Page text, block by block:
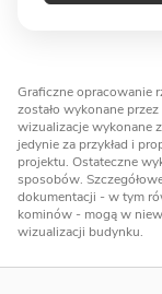
Graficzne opracowanie
zostało wykonane
wizualizacje wykonane
jedynie za przykład i
projektu. Ostateczne
sposobów.
dokumentacji - w tym
kominów - mogą w
wizualizacji budynku.